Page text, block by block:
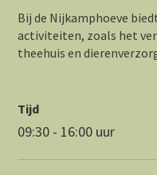
Bij de Nijkamphoeve
activiteiten, zoals het
theehuis en
Tijd
09:30 - 16:00 uur